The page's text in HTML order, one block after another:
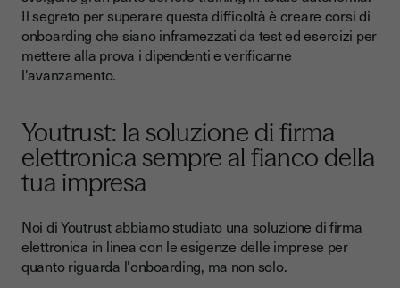
Il segreto per superare questa difficoltà è creare corsi di
onboarding che siano inframezzati da test ed esercizi per
mettere alla prova i dipendenti e verificarne
l'avanzamento.
Youtrust: la soluzione di firma
elettronica sempre al fianco della
tua impresa
Noi di Youtrust abbiamo studiato una soluzione di firma
elettronica in linea con le esigenze delle imprese per
quanto riguarda l'onboarding, ma non solo.